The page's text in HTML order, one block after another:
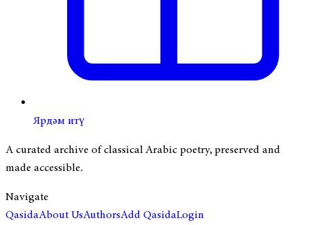
Ярдәм итү
A curated archive of classical Arabic poetry, preserved and
made accessible.
Navigate
QasidaAbout UsAuthorsAdd QasidaLogin